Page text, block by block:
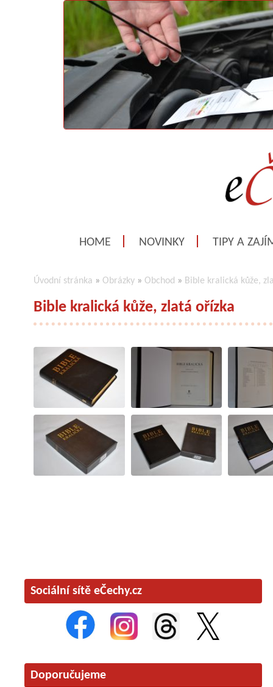
HOME NOVINKY TIPY A
Úvodní stránka » Obrázky » Obchod » Bible kralická kůže,
Bible kralická kůže, zlatá ořízka
Sociální sítě eČechy.cz
Doporučujeme